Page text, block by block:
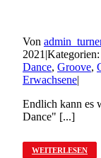
Von
2021|Kategorien:
Dance, Groove,
Erwachsene|
Endlich kann es
Dance" [...]
WEITERLESEN